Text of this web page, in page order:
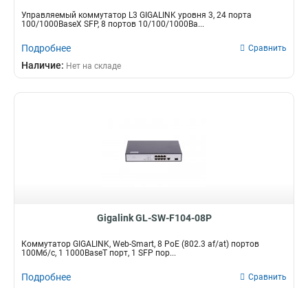
Управляемый коммутатор L3 GIGALINK уровня 3, 24 порта
100/1000BaseX SFP, 8 портов 10/100/1000Ba...
Подробнее Сравнить
Наличие: Нет на складе
Gigalink GL-SW-F104-08P
Коммутатор GIGALINK, Web-Smart, 8 PoE (802.3 af/at) портов
100Мб/с, 1 1000BaseT порт, 1 SFP пор...
Подробнее Сравнить